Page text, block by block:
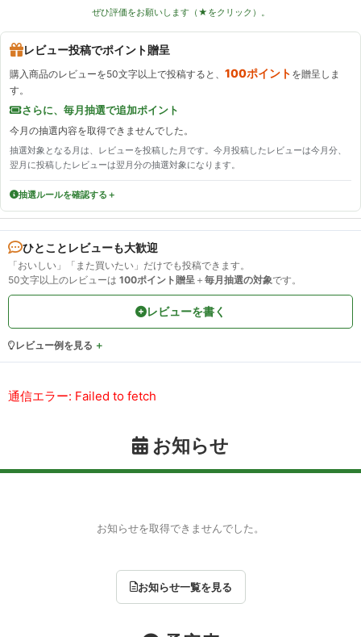
ぜひ評価をお願いします（★をクリック）。
レビュー投稿でポイント贈呈
購入商品のレビューを50文字以上で投稿すると、 100ポイント を贈呈しま
す。
さらに、毎月抽選で追加ポイント
今月の抽選内容を取得できませんでした。
抽選対象となる月は、レビューを投稿した月です。今月投稿したレビューは今月分、
翌月に投稿したレビューは翌月分の抽選対象になります。
抽選ルールを確認する
ひとことレビューも大歓迎
「おいしい」「また買いたい」だけでも投稿できます。
50文字以上のレビューは 100ポイント贈呈 ＋ 毎月抽選の対象です。
レビューを書く
レビュー例を見る
通信エラー: Failed to fetch
お知らせ
お知らせを取得できませんでした。
お知らせ一覧を見る